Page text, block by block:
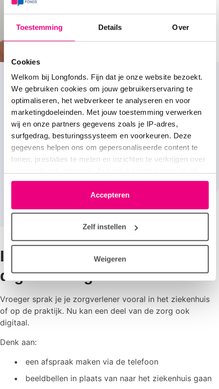
Toestemming Details Over
Cookies
Welkom bij Longfonds. Fijn dat je onze website bezoekt.
We gebruiken cookies om jouw gebruikerservaring te
optimaliseren, het webverkeer te analyseren en voor
marketingdoeleinden. Met jouw toestemming verwerken
wij en onze partners gegevens zoals je IP-adres,
surfgedrag, besturingssysteem en voorkeuren. Deze
gegevens helpen ons om gepersonaliseerde content te
tonen, prestaties te meten en inzichten te verkrijgen over
moment wijzigen of intrekken via het cookie-icoontje
linksonder elke pagina. De lijst met partners is te vinden
in het tabblad “details”.
Accepteren
Zelf instellen
Weigeren
Ik heb de regie over mijn COPD terug.
Geert Slob gebruikt digitale zorg
Ik en mijn zorgverlener en
digitale zorg
Vroeger sprak je je zorgverlener vooral in het ziekenhuis
of op de praktijk. Nu kan een deel van de zorg ook
digitaal.
Denk aan:
een afspraak maken via de telefoon
beeldbellen in plaats van naar het ziekenhuis gaan